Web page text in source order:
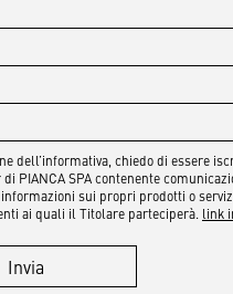
dell’informativa, chiedo di essere
PIANCA SPA contenente
sui propri prodotti o
ai quali il Titolare parteciperà. link
Invia